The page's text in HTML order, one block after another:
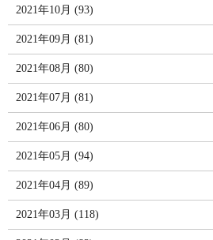
2021年10月 (93)
2021年09月 (81)
2021年08月 (80)
2021年07月 (81)
2021年06月 (80)
2021年05月 (94)
2021年04月 (89)
2021年03月 (118)